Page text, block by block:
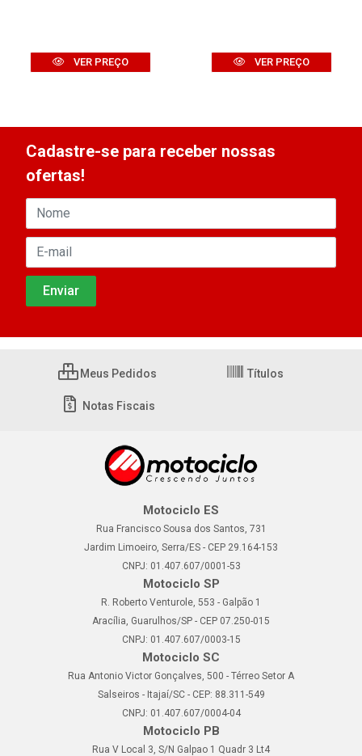
VER PREÇO VER PREÇO
Cadastre-se para receber nossas
ofertas!
Meus Pedidos Títulos
Notas Fiscais
Motociclo ES
Rua Francisco Sousa dos Santos, 731
Jardim Limoeiro, Serra/ES - CEP 29.164-153
CNPJ: 01.407.607/0001-53
Motociclo SP
R. Roberto Venturole, 553 - Galpão 1
Aracília, Guarulhos/SP - CEP 07.250-015
CNPJ: 01.407.607/0003-15
Motociclo SC
Rua Antonio Victor Gonçalves, 500 - Térreo Setor A
Salseiros - Itajaí/SC - CEP: 88.311-549
CNPJ: 01.407.607/0004-04
Motociclo PB
Rua V Local 3, S/N Galpao 1 Quadr 3 Lt4